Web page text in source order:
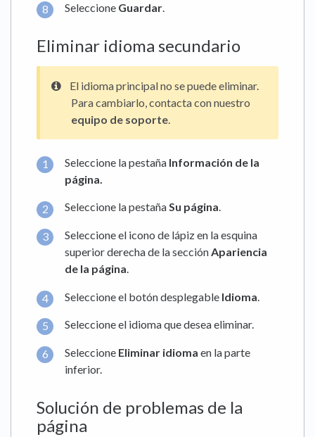
Seleccione Guardar.
Eliminar idioma secundario
El idioma principal no se puede eliminar.
Para cambiarlo, contacta con nuestro
equipo de soporte.
Seleccione la pestaña Información de la
página.
Seleccione la pestañaSu página.
Seleccione el icono de lápiz en la esquina
superior derecha de la secciónApariencia
de la página.
Seleccione el botón desplegable Idioma
Seleccione el idioma que desea eliminar.
Seleccione Eliminar idioma en la parte
inferior.
Solución de problemas de la
página